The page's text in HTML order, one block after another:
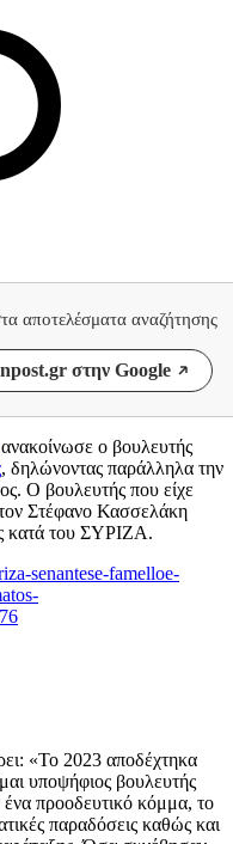
αποτελέσματα αναζήτησης
στην Google
ανακοίνωσε ο βουλευτής
, δηλώνοντας παράλληλα την
Ο βουλευτής που είχε
Στέφανο Κασσελάκη
κατά του ΣΥΡΙΖΑ.
senantese-famelloe-
«Το 2023 αποδέχτηκα
υποψήφιος βουλευτής
ένα προοδευτικό κόμμα, το
παραδόσεις καθώς και